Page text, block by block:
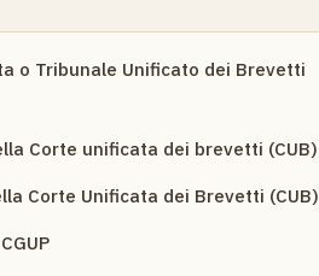
o Tribunale Unificato dei Brevetti
Corte unificata dei brevetti (CUB)
Corte Unificata dei Brevetti (CUB)